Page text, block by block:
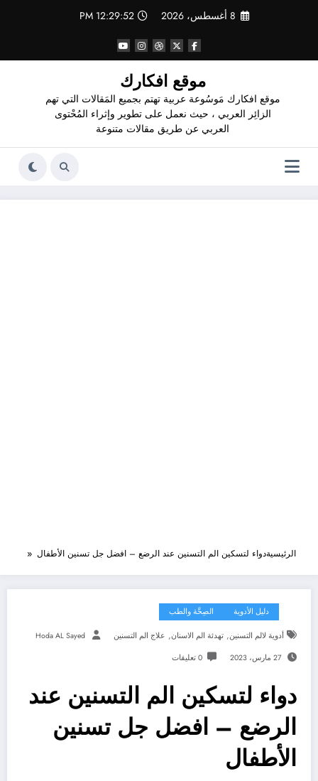
8 أغسطس، 2026 12:29:53 PM
موقع افكارك
موقع افكارك مَوسُوعة عربية تهتم بجميع المَقالات التي تهم
الزائِر العربي ، حيث نعمل على تطوير وإثراء المُحْتوى
العربي عن طريق مقالات متنوعة
الرئيسيةدواء لتسكين الم التسنين عند الرضع – افضل جل تسنين الأطفال
دليل الأدوية الصِحَّة والطب
أدوية لالم التسنين, تهدئة الم الاسنان, علاج الم التسنين Hoda AL Sayed
27 مارس، 2023 0 تعليقات
دواء لتسكين الم التسنين عند
الرضع – افضل جل تسنين
الأطفال